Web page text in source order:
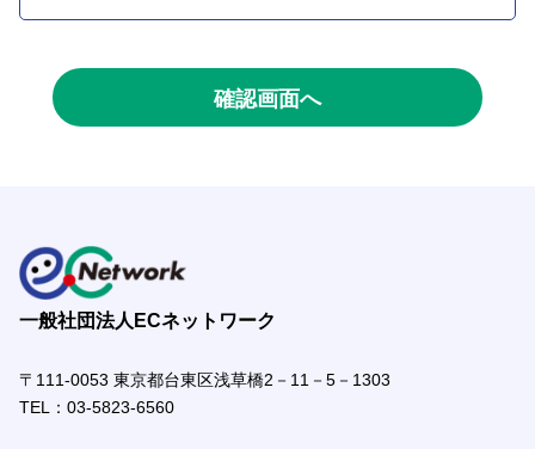
一般社団法人ECネットワーク
〒111-0053 東京都台東区浅草橋2－11－5－1303
TEL： 03-5823-6560